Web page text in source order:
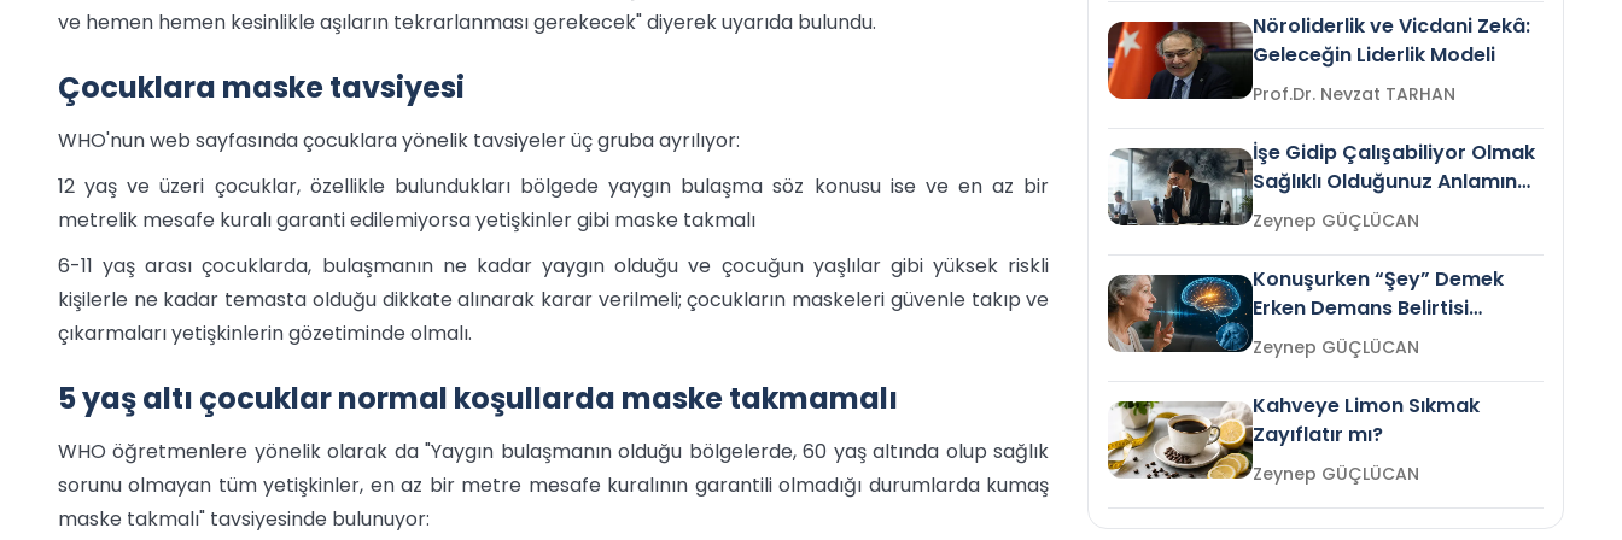
ve hemen hemen kesinlikle aşıların tekrarlanması gerekecek" diyerek uyarıda bulundu.
Çocuklara maske tavsiyesi
WHO'nun web sayfasında çocuklara yönelik tavsiyeler üç gruba ayrılıyor:
12 yaş ve üzeri çocuklar, özellikle bulundukları bölgede yaygın bulaşma söz konusu ise ve en az bir
metrelik mesafe kuralı garanti edilemiyorsa yetişkinler gibi maske takmalı
6-11 yaş arası çocuklarda, bulaşmanın ne kadar yaygın olduğu ve çocuğun yaşlılar gibi yüksek riskli
kişilerle ne kadar temasta olduğu dikkate alınarak karar verilmeli; çocukların maskeleri güvenle takıp ve
çıkarmaları yetişkinlerin gözetiminde olmalı.
5 yaş altı çocuklar normal koşullarda maske takmamalı
WHO öğretmenlere yönelik olarak da "Yaygın bulaşmanın olduğu bölgelerde, 60 yaş altında olup sağlık
sorunu olmayan tüm yetişkinler, en az bir metre mesafe kuralının garantili olmadığı durumlarda kumaş
maske takmalı" tavsiyesinde bulunuyor:
Nöroliderlik ve Vicdani Zekâ:
Geleceğin Liderlik Modeli
Prof.Dr. Nevzat TARHAN
İşe Gidip Çalışabiliyor Olmak
Sağlıklı Olduğunuz Anlamına
Gelir mi?Zeynep GÜÇLÜCAN
Konuşurken “Şey” Demek
Erken Demans Belirtisi
Olabilir mi?Zeynep GÜÇLÜCAN
Kahveye Limon Sıkmak
Zayıflatır mı?
Zeynep GÜÇLÜCAN